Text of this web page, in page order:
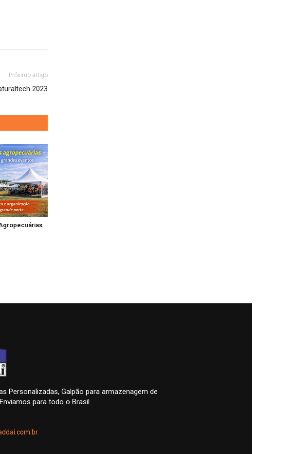
Próximo artigo
2023
Personalizadas, Galpão para armazenagem de
para todo o Brasil